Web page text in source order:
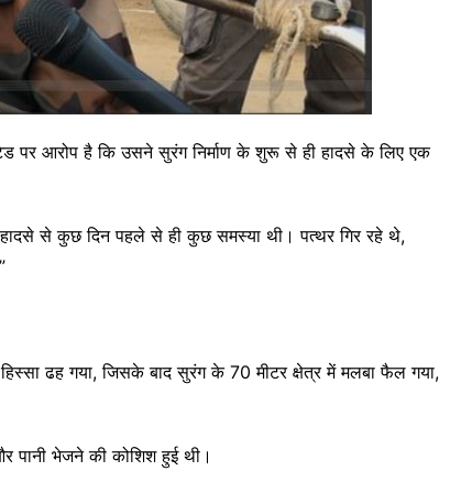
पर आरोप है कि उसने सुरंग निर्माण के शुरू से ही हादसे के लिए एक
से कुछ दिन पहले से ही कुछ समस्या थी। पत्थर गिर रहे थे,
हिस्सा ढह गया, जिसके बाद सुरंग के 70 मीटर क्षेत्र में मलबा फैल गया,
पानी भेजने की कोशिश हुई थी।